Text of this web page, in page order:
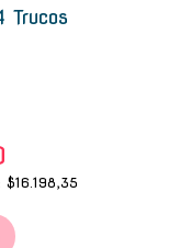
$16.198,35